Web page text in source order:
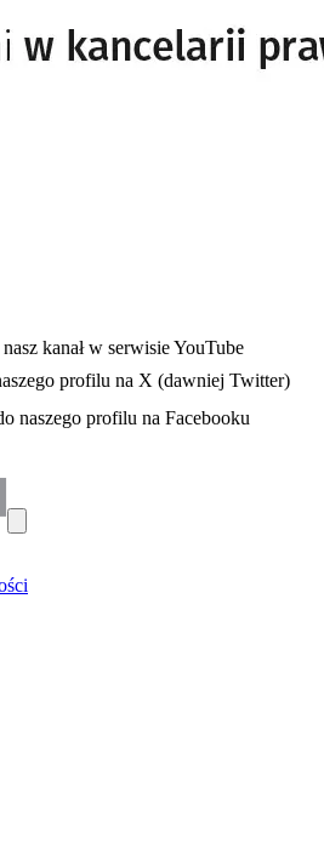
nowej karcie
się w nowej karcie
kanał w serwisie YouTube
karcie profilu na X (dawniej Twitter)
się w nowej karcie
naszego profilu na Facebooku